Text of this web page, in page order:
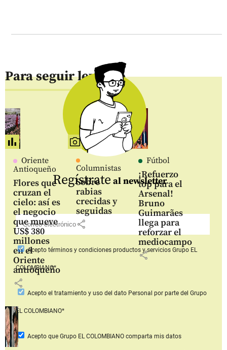
Para seguir leyendo
Oriente
Antioqueño
Flores que
cruzan el
cielo: así es
el negocio
que mueve
US$ 380
millones
en el
Oriente
antioqueño
share
Columnistas
Sobre
rabias
crecidas y
seguidas
share
Fútbol
¡Refuerzo
top para el
Arsenal!
Bruno
Guimarães
llega para
reforzar el
mediocampo
share
Regístrate al newsletter
Aceptotérminos y condiciones productos y serviciosGrupo EL
COLOMBIANO*
Acepto el tratamiento y uso del dato Personal por parte del Grupo
EL COLOMBIANO*
Acepto que Grupo EL COLOMBIANOcomparta mis datos